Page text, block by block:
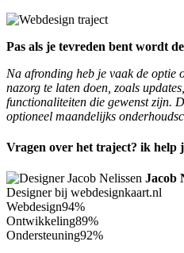
Pas als je tevreden bent wordt
Na afronding heb je vaak de optie
nazorg te laten doen, zoals
functionaliteiten die gewenst zijn.
optioneel maandelijks
Vragen over het traject? ik help
Jacob
Designer bij webdesignkaart.nl
Webdesign94%
Ontwikkeling89%
Ondersteuning92%